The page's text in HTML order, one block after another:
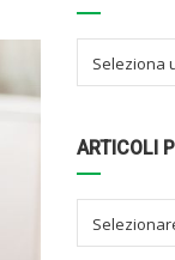
Seleziona
ARTICOLI